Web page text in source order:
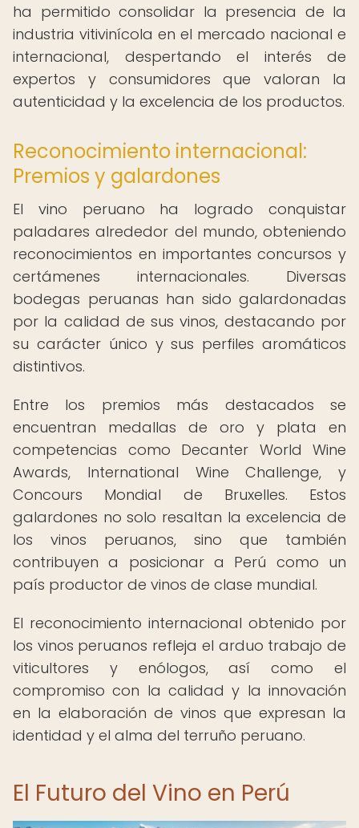
ha permitido consolidar la presencia de la
industria vitivinícola en el mercado nacional e
internacional, despertando el interés de
expertos y consumidores que valoran la
autenticidad y la excelencia de los productos.
Reconocimiento internacional:
Premios y galardones
El vino peruano ha logrado conquistar
paladares alrededor del mundo, obteniendo
reconocimientos en importantes concursos y
certámenes internacionales. Diversas
bodegas peruanas han sido galardonadas
por la calidad de sus vinos, destacando por
su carácter único y sus perfiles aromáticos
distintivos.
Entre los premios más destacados se
encuentran medallas de oro y plata en
competencias como Decanter World Wine
Awards, International Wine Challenge, y
Concours Mondial de Bruxelles. Estos
galardones no solo resaltan la excelencia de
los vinos peruanos, sino que también
contribuyen a posicionar a Perú como un
país productor de vinos de clase mundial.
El reconocimiento internacional obtenido por
los vinos peruanos refleja el arduo trabajo de
viticultores y enólogos, así como el
compromiso con la calidad y la innovación
en la elaboración de vinos que expresan la
identidad y el alma del terruño peruano.
El Futuro del Vino en Perú